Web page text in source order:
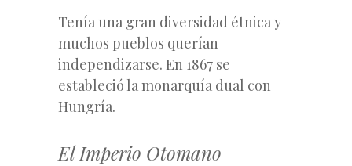
Tenía una gran diversidad étnica y
muchos pueblos querían
independizarse. En 1867 se
estableció la monarquía dual con
Hungría.
El Imperio Otomano